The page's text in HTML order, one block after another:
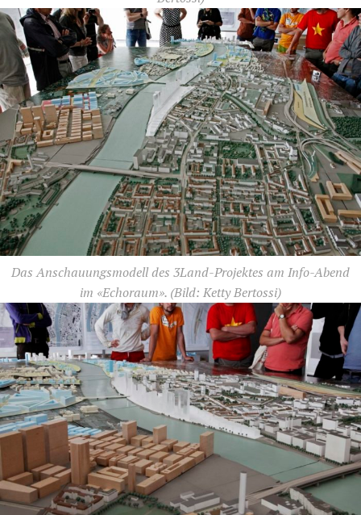
Das Anschauungsmodell des 3Land-Projektes am Info-Abend
im «Echoraum». (Bild: Ketty Bertossi)